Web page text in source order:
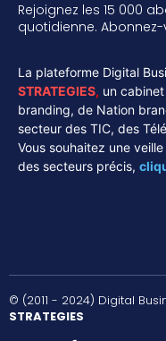
Rejoignez les 15 000
quotidienne.
La plateforme Digital
STRATEGIES, un
branding, de Nation
secteur des TIC, des
Vous souhaitez une
des secteurs précis,
© (2011 - 2024) Digital
STRATEGIES